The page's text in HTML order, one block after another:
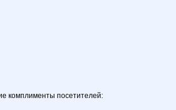
комплименты посетителей: